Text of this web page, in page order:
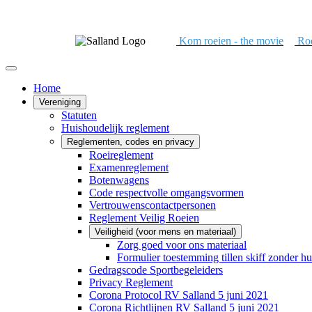
Kom roeien - the movie
Home
Vereniging
Statuten
Huishoudelijk reglement
Reglementen, codes en privacy
Roeireglement
Examenreglement
Botenwagens
Code respectvolle omgangsvormen
Vertrouwenscontactpersonen
Reglement Veilig Roeien
Veiligheid (voor mens en materiaal)
Zorg goed voor ons materiaal
Formulier toestemming tillen skiff zonder
Gedragscode Sportbegeleiders
Privacy Reglement
Corona Protocol RV Salland 5 juni 2021
Corona Richtlijnen RV Salland 5 juni 2021